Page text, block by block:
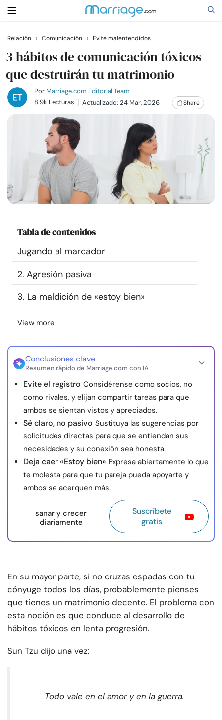
Buscar
Casarse
Relaciones
Cursos
Recursos
Comunidad
Sobre nosotros Contáctanos
nosotros
© Copyright 2026. Todos los derechos reservados.
Relación › Comunicación › Evite malentendidos
3 hábitos de comunicación tóxicos
que destruirán tu matrimonio
Por Marriage.com Editorial Team
8.9k Lecturas
Actualizado: 24 Mar, 2026 Share
Tabla de contenidos
Jugando al marcador
2. Agresión pasiva
3. La maldición de «estoy bien»
View more
Conclusiones clave
Resumen rápido de Marriage.com con IA
Evite el registro Considérense como socios, no
como rivales, y elijan compartir tareas para que
ambos se sientan vistos y apreciados.
Sé claro, no pasivo Sustituya las sugerencias por
solicitudes directas para que se entiendan sus
necesidades y su conexión sea honesta.
Deja caer «Estoy bien» Expresa abiertamente lo que
te molesta para que tu pareja pueda apoyarte y
ambos se acerquen más.
sanar y crecer
diariamente
Suscríbete
gratis
En su mayor parte, si no cruzas espadas con tu
cónyuge todos los días, probablemente pienses
que tienes un matrimonio decente. El problema con
esta noción es que conduce al desarrollo de
hábitos tóxicos en lenta progresión.
Sun Tzu dijo una vez:
Todo vale en el amor y en la guerra.